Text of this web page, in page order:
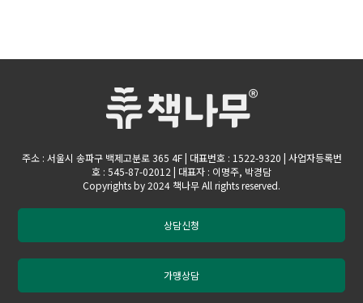
주소 : 서울시 송파구 백제고분로 365 4F | 대표번호 : 1522-9320 | 사업자등록번
호 : 545-87-02012 | 대표자 : 이명주, 박경담
Copyrights by 2024 책나무 All rights reserved.
상담신청
가맹상담